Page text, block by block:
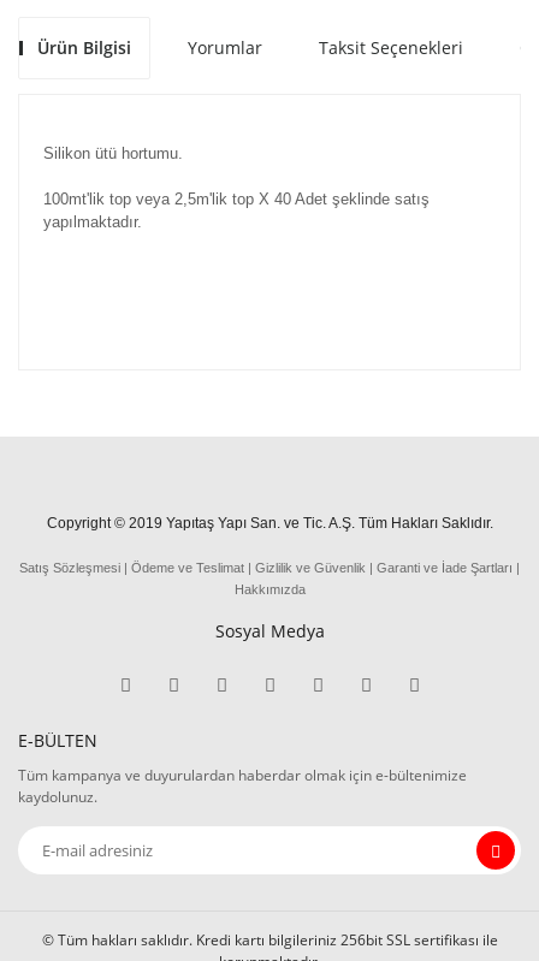
Ürün Bilgisi Yorumlar Taksit Seçenekleri
Silikon ütü hortumu.
100mt'lik top veya 2,5m'lik top X 40 Adet şeklinde satış
yapılmaktadır.
Copyright © 2019 Yapıtaş Yapı San. ve Tic. A.Ş. Tüm Hakları Saklıdır.
Satış Sözleşmesi | Ödeme ve Teslimat | Gizlilik ve Güvenlik | Garanti ve İade Şartları |
Hakkımızda
Sosyal Medya
E-BÜLTEN
Tüm kampanya ve duyurulardan haberdar olmak için e-bültenimize
kaydolunuz.
© Tüm hakları saklıdır. Kredi kartı bilgileriniz 256bit SSL sertifikası ile